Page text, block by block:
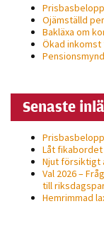
Ojämställd
Bakläxa om
Ökad
Senaste
Låt fikabordet
Njut försiktigt
Val 2026 –
till
Hemrimmad